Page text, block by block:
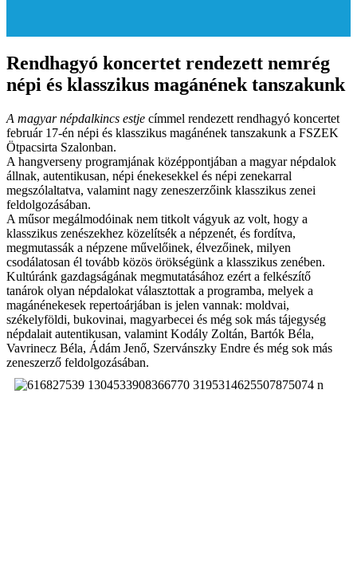
Rendhagyó koncertet rendezett nemrég
népi és klasszikus magánének tanszakunk
A magyar népdalkincs estje címmel rendezett rendhagyó koncertet
február 17-én népi és klasszikus magánének tanszakunk a FSZEK
Ötpacsirta Szalonban.
A hangverseny programjának középpontjában a magyar népdalok
állnak, autentikusan, népi énekesekkel és népi zenekarral
megszólaltatva, valamint nagy zeneszerzőink klasszikus zenei
feldolgozásában.
A műsor megálmodóinak nem titkolt vágyuk az volt, hogy a
klasszikus zenészekhez közelítsék a népzenét, és fordítva,
megmutassák a népzene művelőinek, élvezőinek, milyen
csodálatosan él tovább közös örökségünk a klasszikus zenében.
Kultúránk gazdagságának megmutatásához ezért a felkészítő
tanárok olyan népdalokat választottak a programba, melyek a
magánénekesek repertoárjában is jelen vannak: moldvai,
székelyföldi, bukovinai, magyarbecei és még sok más tájegység
népdalait autentikusan, valamint Kodály Zoltán, Bartók Béla,
Vavrinecz Béla, Ádám Jenő, Szervánszky Endre és még sok más
zeneszerző feldolgozásában.